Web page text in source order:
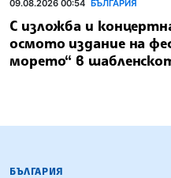
09.08.2026 00:54 БЪЛГАРИЯ
С изложба и
осмото издание на
морето“ в
БЪЛГАРСКА
БЪЛГАРИЯ